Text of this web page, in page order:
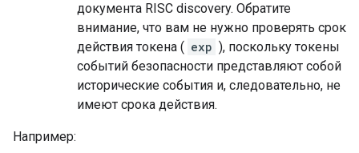
документа RISC discovery. Обратите
внимание, что вам не нужно проверять срок
действия токена ( exp ), поскольку токены
событий безопасности представляют собой
исторические события и, следовательно, не
имеют срока действия.
Например: